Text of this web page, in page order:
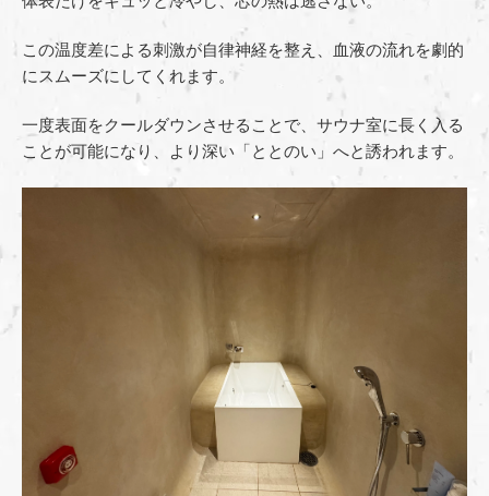
この温度差による刺激が自律神経を整え、血液の流れを劇的
にスムーズにしてくれます。
一度表面をクールダウンさせることで、サウナ室に長く入る
ことが可能になり、より深い「ととのい」へと誘われます。